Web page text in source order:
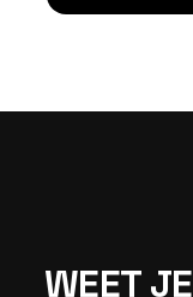
WEET